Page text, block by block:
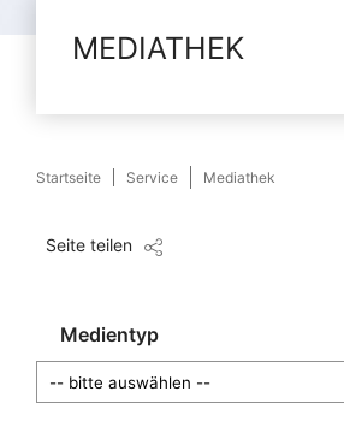
MEDIATHEK
Startseite Service Mediathek
Seite teilen
Medientyp